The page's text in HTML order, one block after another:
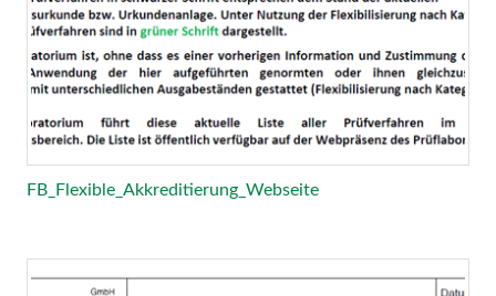
FB_Flexible_Akkreditierung_Webseite